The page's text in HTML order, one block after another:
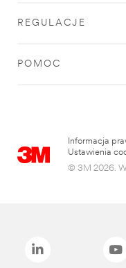
REGULACJE
POMOC
Informacja
Ustawienia
© 3M 2026.